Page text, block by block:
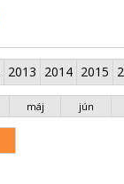
2013 2014 2015
máj jún